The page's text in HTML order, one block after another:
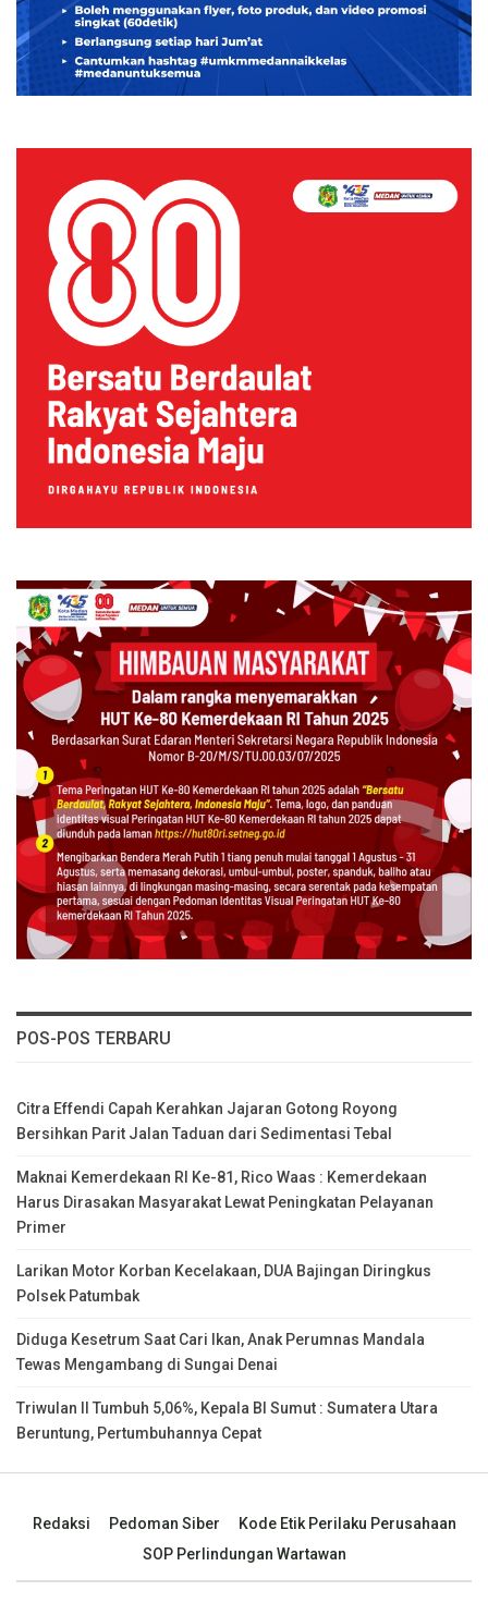
POS-POS TERBARU
Citra Effendi Capah Kerahkan Jajaran Gotong Royong
Bersihkan Parit Jalan Taduan dari Sedimentasi Tebal
Maknai Kemerdekaan RI Ke-81, Rico Waas : Kemerdekaan
Harus Dirasakan Masyarakat Lewat Peningkatan Pelayanan
Primer
Larikan Motor Korban Kecelakaan, DUA Bajingan Diringkus
Polsek Patumbak
Diduga Kesetrum Saat Cari Ikan, Anak Perumnas Mandala
Tewas Mengambang di Sungai Denai
Triwulan II Tumbuh 5,06%, Kepala BI Sumut : Sumatera Utara
Beruntung, Pertumbuhannya Cepat
Redaksi Pedoman Siber
Kode Etik Perilaku Perusahaan
SOP Perlindungan Wartawan